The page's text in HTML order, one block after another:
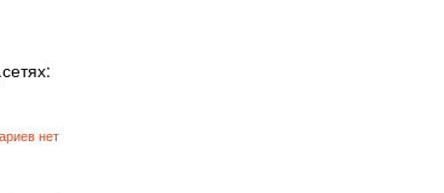
нет